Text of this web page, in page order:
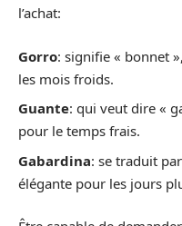
l’achat:
Gorro: signifie « bonnet
les mois froids.
Guante: qui veut dire «
pour le temps frais.
Gabardina: se traduit
élégante pour les jours